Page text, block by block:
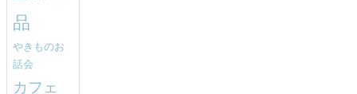
品
やきものお
話会
カフェ